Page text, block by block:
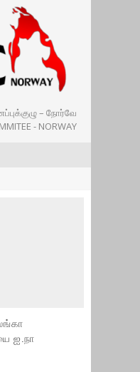
– நோர்வே
- NORWAY
ஐ.நா